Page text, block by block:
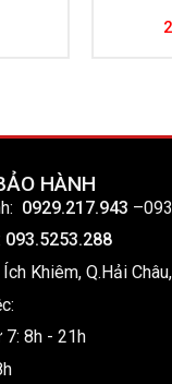
HÀNH
0929.217.943 –
093.5253.288
Khiêm, Q.Hải
8h - 21h